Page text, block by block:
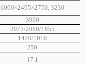
6090×2495×2750, 3230
3900
2075/2060/1855
1420/1010
250
17.1